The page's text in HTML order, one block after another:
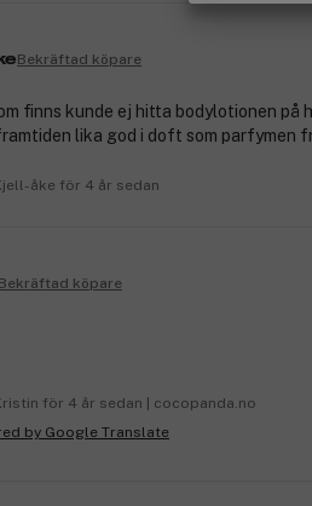
Bekräftad köpare
finns kunde ej hitta bodylotionen på
lika god i doft som parfymen
åke för 4 år sedan
Bekräftad köpare
för 4 år sedan | cocopanda.no